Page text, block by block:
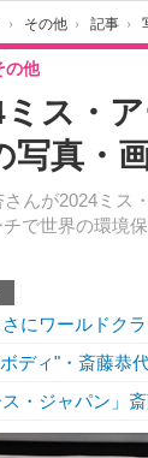
› その他 › 記事 ›
ミス・
写真・
さんが2024ミス
で世界の環境
の他
にワールドク
ディ"・斎藤恭
ス・ジャパン」